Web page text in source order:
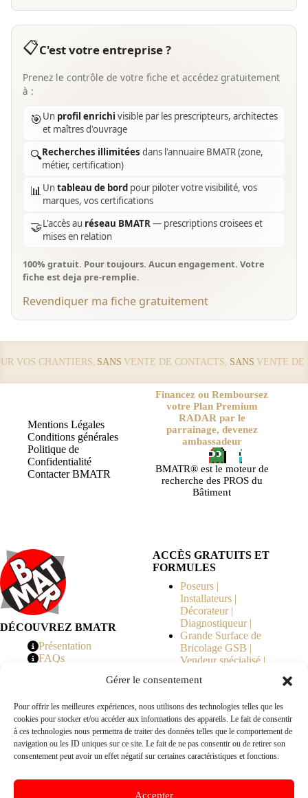
Gérer le consentement
Pour offrir les meilleures expériences, nous utilisons des technologies telles que les
cookies pour stocker et/ou accéder aux informations des appareils. Le fait de consentir
à ces technologies nous permettra de traiter des données telles que le comportement de
navigation ou les ID uniques sur ce site. Le fait de ne pas consentir ou de retirer son
consentement peut avoir un effet négatif sur certaines caractéristiques et fonctions.
Accepter
📋C'est votre entreprise ?
Prenez le contrôle de votre fiche et accédez gratuitement
à :
🎯Un profil enrichi visible par les prescripteurs, architectes
et maîtres d'ouvrage
🔍Recherches illimitées dans l'annuaire BMATR (zone,
métier, certification)
📊Untableau de bord pour piloter votre visibilité, vos
marques, vos certifications
🤝L'accès au réseau BMATR— prescriptions croisees et
mises en relation
100% gratuit. Pour toujours. Aucun engagement. Votre
fiche est deja pre-remplie.
Revendiquer ma fiche gratuitement
VOS CHANTIERS, SANSVENTE DE CONTACTS,SANSVENTE DE
Mentions Légales
Conditions générales
Politique de
Confidentialité
Contacter BMATR
Financez ou Remboursez
votre Plan Premium
RADAR par le
parrainage, devenez
ambassadeur
BMATR® est le moteur de
recherche des PROS du
Bâtiment
DÉCOUVREZ BMATR
Présentation
FAQs
ACCÈS GRATUITS ET
FORMULES
Poseurs |
Installateurs |
Décorateur |
Diagnostiqueur |
Grande Surface de
Bricolage GSB |
Vendeur spécialisé |
Copropriété | MOE |
en Travaux |
Fabricants | Marque |
© 2026 BMATR® — Tous droits réservés.